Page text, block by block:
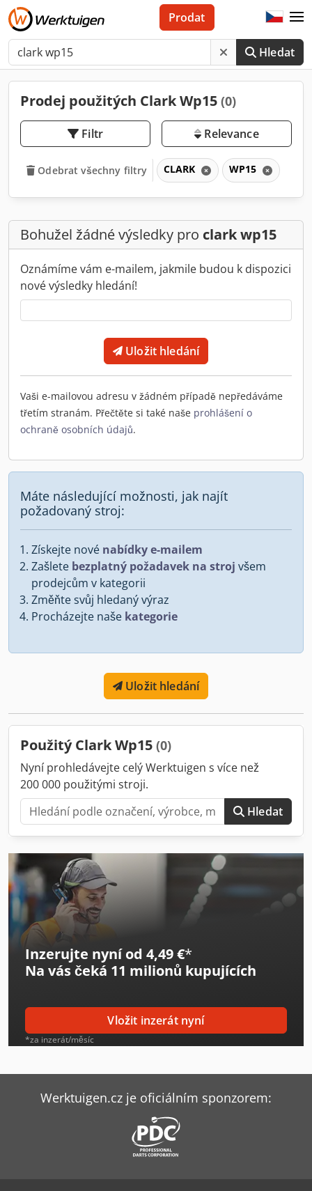
Hledat
Prodat
Prodej použitých Clark Wp15 (0)
Filtr Relevance
Odebrat všechny filtry CLARK WP15
Bohužel žádné výsledky pro clark wp15
Oznámíme vám e-mailem, jakmile budou k dispozici
nové výsledky hledání!
Uložit hledání
Vaši e-mailovou adresu v žádném případě nepředáváme
třetím stranám. Přečtěte si také naše prohlášení o
ochraně osobních údajů.
Máte následující možnosti, jak najít
požadovaný stroj:
Získejte nové nabídky e-mailem
Zašlete bezplatný požadavek na stroj všem
prodejcům v kategorii
Změňte svůj hledaný výraz
Procházejte naše kategorie
Uložit hledání
Použitý Clark Wp15 (0)
Nyní prohledávejte celý Werktuigen s více než
200 000 použitými stroji.
Hledat
Inzerujte nyní od 4,49 €*
Na vás čeká 11 milionů kupujících
Vložit inzerát nyní
*za inzerát/měsíc
Werktuigen.cz je oficiálním sponzorem: